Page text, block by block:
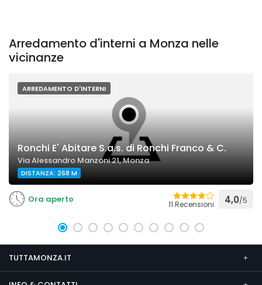
Arredamento d'interni a Monza nelle
vicinanze
ARREDAMENTO D'INTERNI
Ronchi E' Abitare S.a.s. di Ronchi Franco & C.
Via Alessandro Manzoni 21, Monza
DISTANZA: 268 M
Ora aperto 11 Recensioni 4,0/5
TUTTAMONZA.IT